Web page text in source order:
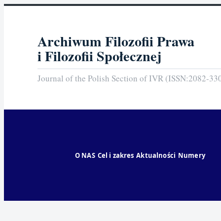
Archiwum Filozofii Prawa
i Filozofii Społecznej
Journal of the Polish Section of IVR (ISSN:2082-
O NAS Cel i zakres Aktualności Numery